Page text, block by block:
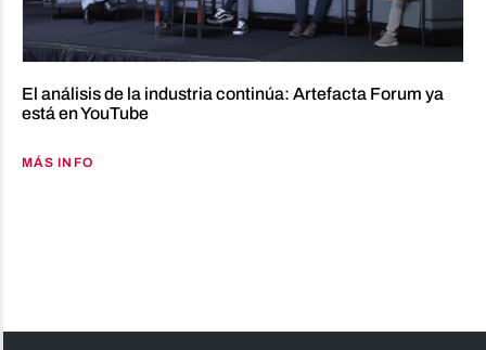
El análisis de la industria continúa: Artefacta Forum ya
está en YouTube
MÁS INFO